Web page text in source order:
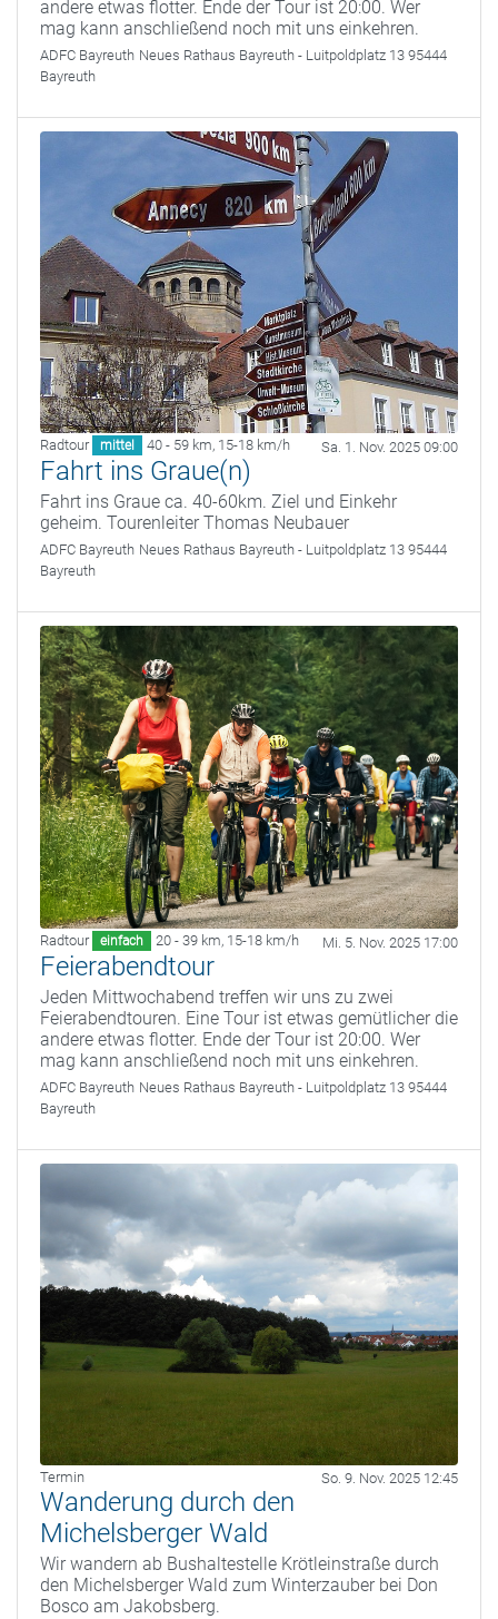
andere etwas flotter. Ende der Tour ist 20:00. Wer
mag kann anschließend noch mit uns einkehren.
ADFC Bayreuth Neues Rathaus Bayreuth - Luitpoldplatz 13 95444
Bayreuth
Radtour mittel 40 - 59 km, 15-18 km/h Sa. 1. Nov. 2025 09:00
Fahrt ins Graue(n)
Fahrt ins Graue ca. 40-60km. Ziel und Einkehr
geheim. Tourenleiter Thomas Neubauer
ADFC Bayreuth Neues Rathaus Bayreuth - Luitpoldplatz 13 95444
Bayreuth
Radtour einfach 20 - 39 km, 15-18 km/h Mi. 5. Nov. 2025 17:00
Feierabendtour
Jeden Mittwochabend treffen wir uns zu zwei
Feierabendtouren. Eine Tour ist etwas gemütlicher die
andere etwas flotter. Ende der Tour ist 20:00. Wer
mag kann anschließend noch mit uns einkehren.
ADFC Bayreuth Neues Rathaus Bayreuth - Luitpoldplatz 13 95444
Bayreuth
Termin So. 9. Nov. 2025 12:45
Wanderung durch den
Michelsberger Wald
Wir wandern ab Bushaltestelle Krötleinstraße durch
den Michelsberger Wald zum Winterzauber bei Don
Bosco am Jakobsberg.